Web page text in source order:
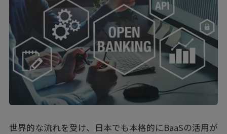
世界的な流れを受け、日本でも本格的にBaaSの活用が